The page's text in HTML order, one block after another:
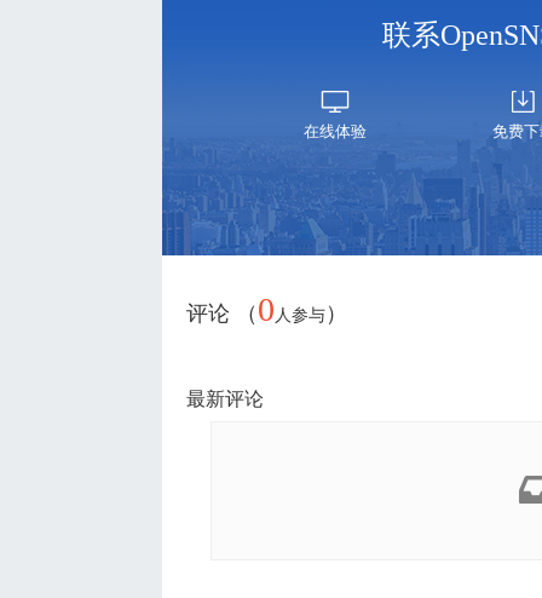
联系
在线体验 免费
评论 （ 0 人参与 ）
最新评论